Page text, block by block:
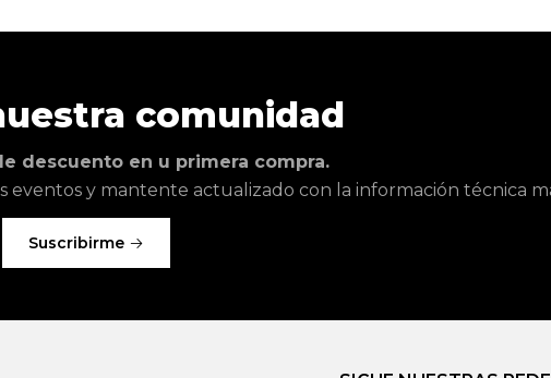
comunidad
descuento en u primera compra.
eventos y mantente actualizado con la información técnica
Suscribirme